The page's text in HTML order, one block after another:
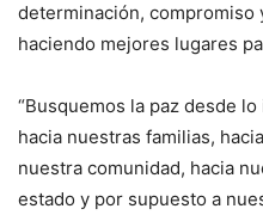
determinación, compromiso
haciendo mejores lugares
“Busquemos la paz desde
hacia nuestras familias,
nuestra comunidad, hacia
estado y por supuesto a